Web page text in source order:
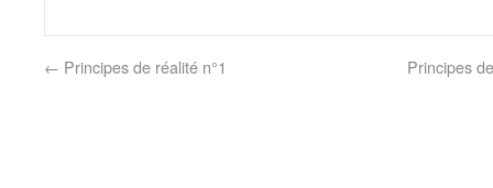
← Principes de réalité n°1 Principes